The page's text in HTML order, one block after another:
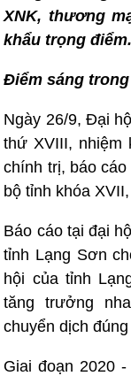
XNK, thương
khẩu trọng điểm.
Điểm sáng
Ngày 26/9, Đại
thứ XVIII, nhiệm
chính trị, báo
bộ tỉnh khóa
Báo cáo tại đại
tỉnh Lạng Sơn
hội của tỉnh
tăng trưởng
chuyển dịch
Giai đoạn 2020